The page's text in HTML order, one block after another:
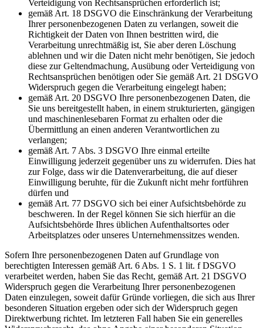
Verteidigung von Rechtsansprüchen erforderlich ist;
gemäß Art. 18 DSGVO die Einschränkung der Verarbeitung
Ihrer personenbezogenen Daten zu verlangen, soweit die
Richtigkeit der Daten von Ihnen bestritten wird, die
Verarbeitung unrechtmäßig ist, Sie aber deren Löschung
ablehnen und wir die Daten nicht mehr benötigen, Sie jedoch
diese zur Geltendmachung, Ausübung oder Verteidigung von
Rechtsansprüchen benötigen oder Sie gemäß Art. 21 DSGVO
Widerspruch gegen die Verarbeitung eingelegt haben;
gemäß Art. 20 DSGVO Ihre personenbezogenen Daten, die
Sie uns bereitgestellt haben, in einem strukturierten, gängigen
und maschinenlesebaren Format zu erhalten oder die
Übermittlung an einen anderen Verantwortlichen zu
verlangen;
gemäß Art. 7 Abs. 3 DSGVO Ihre einmal erteilte
Einwilligung jederzeit gegenüber uns zu widerrufen. Dies hat
zur Folge, dass wir die Datenverarbeitung, die auf dieser
Einwilligung beruhte, für die Zukunft nicht mehr fortführen
dürfen und
gemäß Art. 77 DSGVO sich bei einer Aufsichtsbehörde zu
beschweren. In der Regel können Sie sich hierfür an die
Aufsichtsbehörde Ihres üblichen Aufenthaltsortes oder
Arbeitsplatzes oder unseres Unternehmenssitzes wenden.
Sofern Ihre personenbezogenen Daten auf Grundlage von
berechtigten Interessen gemäß Art. 6 Abs. 1 S. 1 lit. f DSGVO
verarbeitet werden, haben Sie das Recht, gemäß Art. 21 DSGVO
Widerspruch gegen die Verarbeitung Ihrer personenbezogenen
Daten einzulegen, soweit dafür Gründe vorliegen, die sich aus Ihrer
besonderen Situation ergeben oder sich der Widerspruch gegen
Direktwerbung richtet. Im letzteren Fall haben Sie ein generelles